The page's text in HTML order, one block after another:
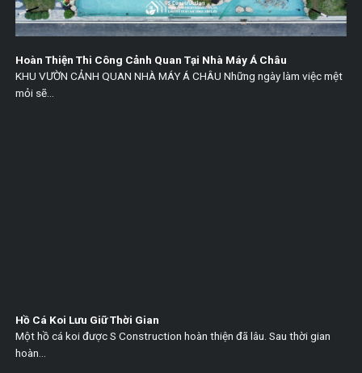
Hoàn Thiện Thi Công Cảnh Quan Tại Nhà Máy Á Châu
KHU VƯỜN CẢNH QUAN NHÀ MÁY Á CHÂU Những ngày làm việc mệt
mỏi sẽ...
Hồ Cá Koi Lưu Giữ Thời Gian
Một hồ cá koi được S Construction hoàn thiện đã lâu. Sau thời gian
hoàn...